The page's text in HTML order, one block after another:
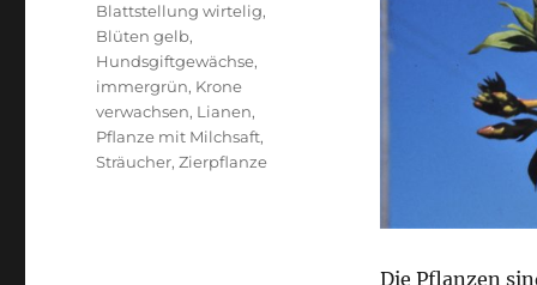
Die Pflanzen
Blattstellung wirtelig,
Blüten gelb,
Hundsgiftgewächse,
immergrün, Krone
verwachsen, Lianen,
Pflanze mit Milchsaft,
Sträucher,Zierpflanze